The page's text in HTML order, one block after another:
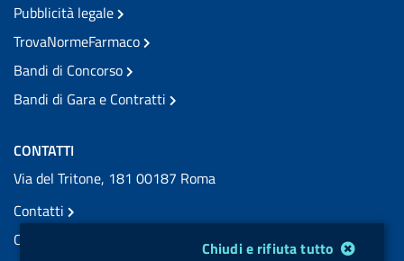
Chiudi e rifiuta tutto
Pubblicità legale
TrovaNormeFarmaco
Bandi di Concorso
Bandi di Gara e Contratti
CONTATTI
Via del Tritone, 181 00187 Roma
Contatti
Contatti PEC